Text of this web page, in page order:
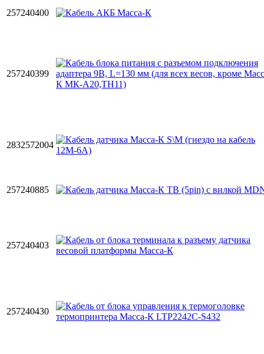
257240400
257240399
2832572004
257240885
257240403
257240430